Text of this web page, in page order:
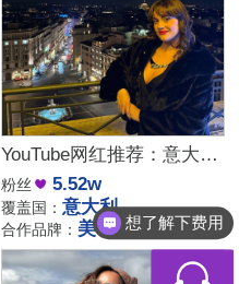
YouTube网红推荐：意大利家庭生活美妆护肤尾部博主
粉丝 5.52w
覆盖国：意大利
合作品牌： 美妆护肤想了解下费用